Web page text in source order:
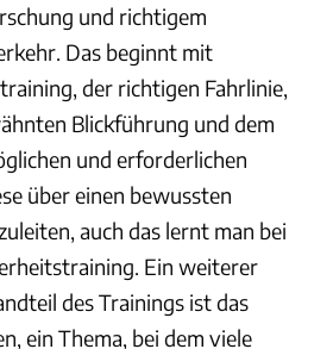
und richtigem
Das beginnt mit
der richtigen Fahrlinie,
Blickführung und dem
und erforderlichen
über einen bewussten
auch das lernt man bei
Ein weiterer
des Trainings ist das
ein Thema, bei dem viele